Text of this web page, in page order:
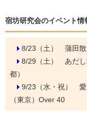
宿坊研究会のイベント情
8/23（土） 蒲田
8/29（土） あだ
都）
9/23（水・祝）
（東京）Over 40